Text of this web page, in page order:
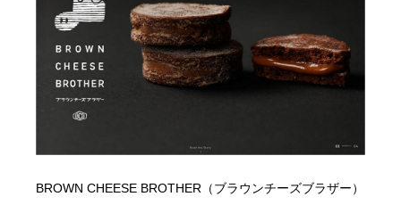
BROWN CHEESE BROTHER（ブラウンチーズブラザー）